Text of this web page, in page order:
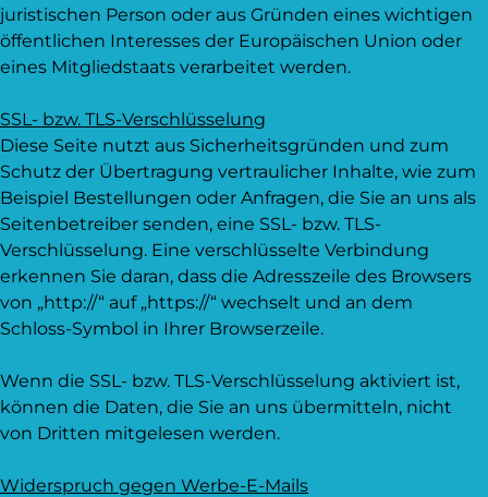
juristischen Person oder aus Gründen eines wichtigen
öffentlichen Interesses der Europäischen Union oder
eines Mitgliedstaats verarbeitet werden.
SSL- bzw. TLS-Verschlüsselung
Diese Seite nutzt aus Sicherheitsgründen und zum
Schutz der Übertragung vertraulicher Inhalte, wie zum
Beispiel Bestellungen oder Anfragen, die Sie an uns als
Seitenbetreiber senden, eine SSL- bzw. TLS-
Verschlüsselung. Eine verschlüsselte Verbindung
erkennen Sie daran, dass die Adresszeile des Browsers
von „http://“ auf „https://“ wechselt und an dem
Schloss-Symbol in Ihrer Browserzeile.
Wenn die SSL- bzw. TLS-Verschlüsselung aktiviert ist,
können die Daten, die Sie an uns übermitteln, nicht
von Dritten mitgelesen werden.
Widerspruch gegen Werbe-E-Mails